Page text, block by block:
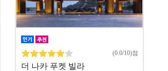
(0.0/10)점
더 나카 푸켓 빌라